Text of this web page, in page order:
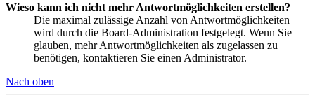
Wieso kann ich nicht mehr Antwortmöglichkeiten erstellen?
Die maximal zulässige Anzahl von Antwortmöglichkeiten
wird durch die Board-Administration festgelegt. Wenn Sie
glauben, mehr Antwortmöglichkeiten als zugelassen zu
benötigen, kontaktieren Sie einen Administrator.
Nach oben